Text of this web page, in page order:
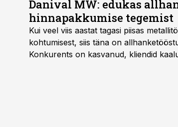
Danival MW: edukas
hinnapakkumise tegemist
Kui veel viis aastat tagasi piisas
kohtumisest, siis täna on
Konkurents on kasvanud, kliendid